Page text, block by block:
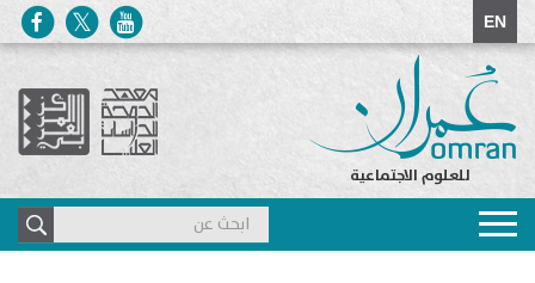
EN
للعلوم الاجتماعية
Toggle
navigation